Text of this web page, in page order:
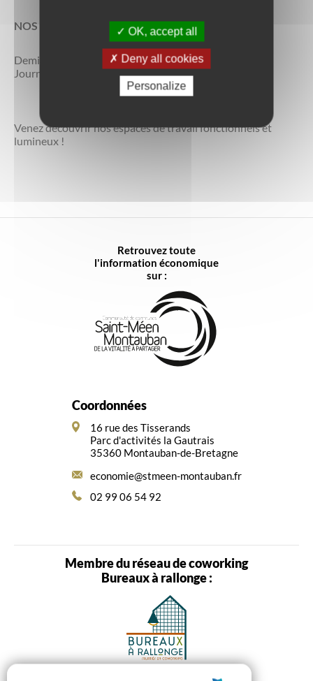
NOS OFFRES :
Demi-journée : 10 € HT
Journée : 17.50 € HT
Venez découvrir nos espaces de travail fonctionnels et
lumineux !
Retrouvez toute
l'information économique
sur :
Coordonnées
16 rue des Tisserands
Parc d'activités la Gautrais
35360 Montauban-de-Bretagne
economie@stmeen-montauban.fr
02 99 06 54 92
Membre du réseau de coworking
Bureaux à rallonge :
OK, accept all
Deny all cookies
Personalize